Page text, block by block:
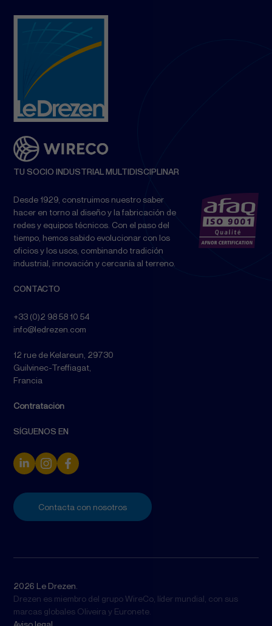
TU SOCIO INDUSTRIAL MULTIDISCIPLINAR
Desde 1929, construimos nuestro saber
hacer en torno al diseño y la fabricación de
redes y equipos técnicos. Con el paso del
tiempo, hemos sabido evolucionar con los
oficios y los usos, combinando tradición
industrial, innovación y cercanía al terreno.
CONTACTO
+33 (0)2 98 58 10 54
info@ledrezen.com
12 rue de Kelareun, 29730
Guilvinec-Treffiagat,
Francia
Contratación
SÍGUENOS EN
Contacta con nosotros
2026 Le Drezen.
Drezen es miembro del grupo WireCo, líder mundial, con sus
marcas globales Oliveira y Euronete.
Aviso legal